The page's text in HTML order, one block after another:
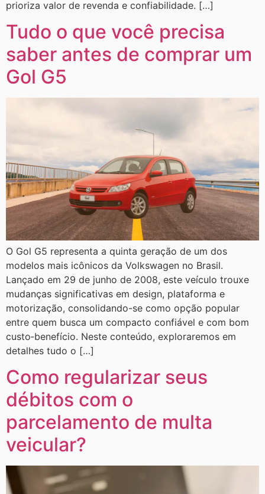
prioriza valor de revenda e confiabilidade. […]
Tudo o que você precisa
saber antes de comprar um
Gol G5
O Gol G5 representa a quinta geração de um dos
modelos mais icônicos da Volkswagen no Brasil.
Lançado em 29 de junho de 2008, este veículo trouxe
mudanças significativas em design, plataforma e
motorização, consolidando-se como opção popular
entre quem busca um compacto confiável e com bom
custo‑benefício. Neste conteúdo, exploraremos em
detalhes tudo o […]
Como regularizar seus
débitos com o
parcelamento de multa
veicular?